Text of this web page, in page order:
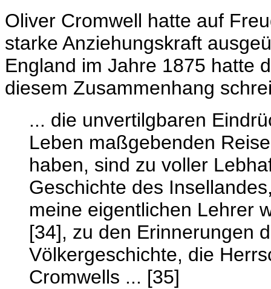
Oliver Cromwell hatte auf
starke Anziehungskraft
England im Jahre 1875 hatte
diesem Zusammenhang
... die unvertilgbaren
Leben maßgebenden
haben, sind zu voller
Geschichte des
meine eigentlichen Lehrer
[34], zu den Erinnerungen
Völkergeschichte, die
Cromwells ... [35]